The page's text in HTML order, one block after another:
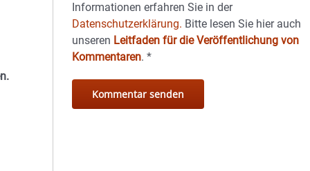
Informationen erfahren Sie in der
Datenschutzerklärung. Bitte lesen Sie hier auch
unseren Leitfaden für die Veröffentlichung von
Kommentaren.*